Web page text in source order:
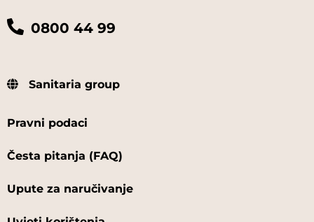
0800 44 99
Sanitaria group
Pravni podaci
Česta pitanja (FAQ)
Upute za naručivanje